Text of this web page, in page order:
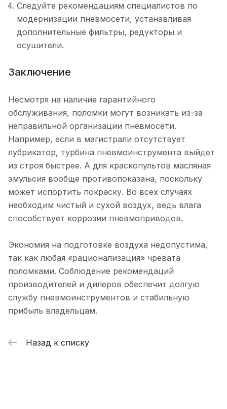
Следуйте рекомендациям специалистов по
модернизации пневмосети, устанавливая
дополнительные фильтры, редукторы и
осушители.
Заключение
Несмотря на наличие гарантийного
обслуживания, поломки могут возникать из-за
неправильной организации пневмосети.
Например, если в магистрали отсутствует
лубрикатор, турбина пневмоинструмента выйдет
из строя быстрее. А для краскопультов масляная
эмульсия вообще противопоказана, поскольку
может испортить покраску. Во всех случаях
необходим чистый и сухой воздух, ведь влага
способствует коррозии пневмоприводов.
Экономия на подготовке воздуха недопустима,
так как любая «рационализация» чревата
поломками. Соблюдение рекомендаций
производителей и дилеров обеспечит долгую
службу пневмоинструментов и стабильную
прибыль владельцам.
Назад к списку